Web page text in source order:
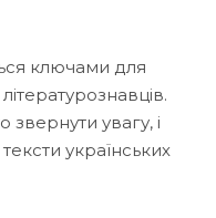
ключами для
увагу, і
українських